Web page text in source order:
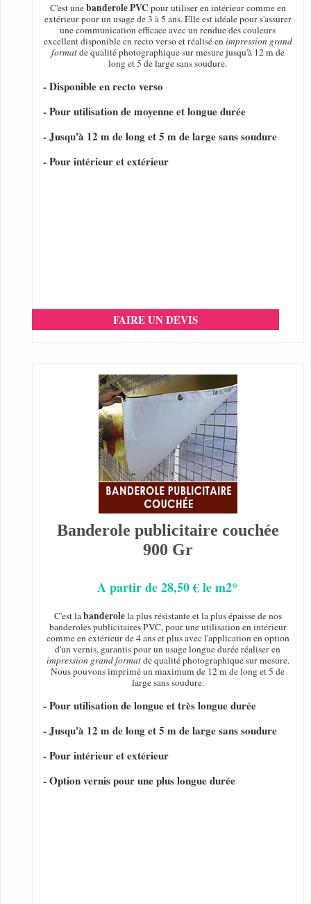
C'est unebanderole PVC pour utiliser en intérieur comme en
extérieur pour un usage de 3 à 5 ans. Elle est idéale pour s'assurer
une communication efficace avec un rendue des couleurs
excellent disponible en recto verso et réalisé enimpression grand
formatde qualité photographique sur mesure jusqu'à 12 m de
long et 5 de large sans soudure.
- Disponible en recto verso
- Pour utilisation de moyenne et longue durée
- Jusqu'à 12 m de long et 5 m de large sans soudure
- Pour intérieur et extérieur
FAIRE UN DEVIS
Banderole publicitaire couchée
900 Gr
A partir de 28,50 € le m2*
C'est labanderolela plus résistante et la plus épaisse de nos
banderoles publicitaires PVC, pour une utilisation en intérieur
comme en extérieur de 4 ans et plus avec l'application en option
d'un vernis, garantis pour un usage longue durée réaliser en
impression grand formatde qualité photographique sur mesure.
Nous pouvons imprimé un maximum de 12 m de long et 5 de
large sans soudure.
- Pour utilisation de longue et très longue durée
- Jusqu'à 12 m de long et 5 m de large sans soudure
- Pour intérieur et extérieur
- Option vernis pour une plus longue durée